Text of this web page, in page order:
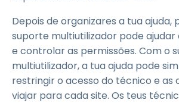
Depois de organizares a tua ajuda,
suporte multiutilizador pode ajudar
e controlar as permissões. Com o
multiutilizador, a tua ajuda pode
restringir o acesso do técnico e as
viajar para cada site. Os teus